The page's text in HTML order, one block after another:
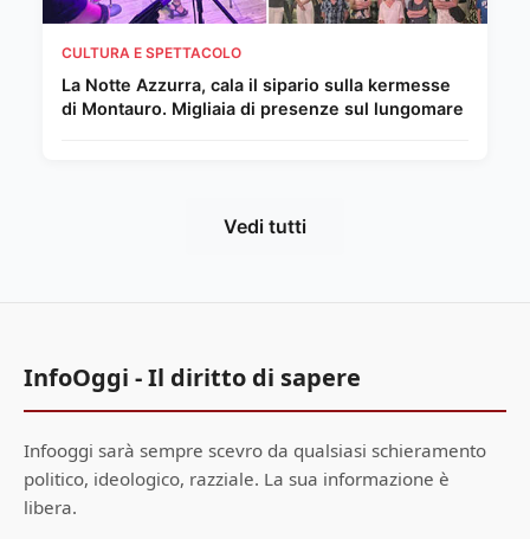
CULTURA E SPETTACOLO
La Notte Azzurra, cala il sipario sulla kermesse
di Montauro. Migliaia di presenze sul lungomare
Vedi tutti
InfoOggi - Il diritto di sapere
Infooggi sarà sempre scevro da qualsiasi schieramento
politico, ideologico, razziale. La sua informazione è
libera.